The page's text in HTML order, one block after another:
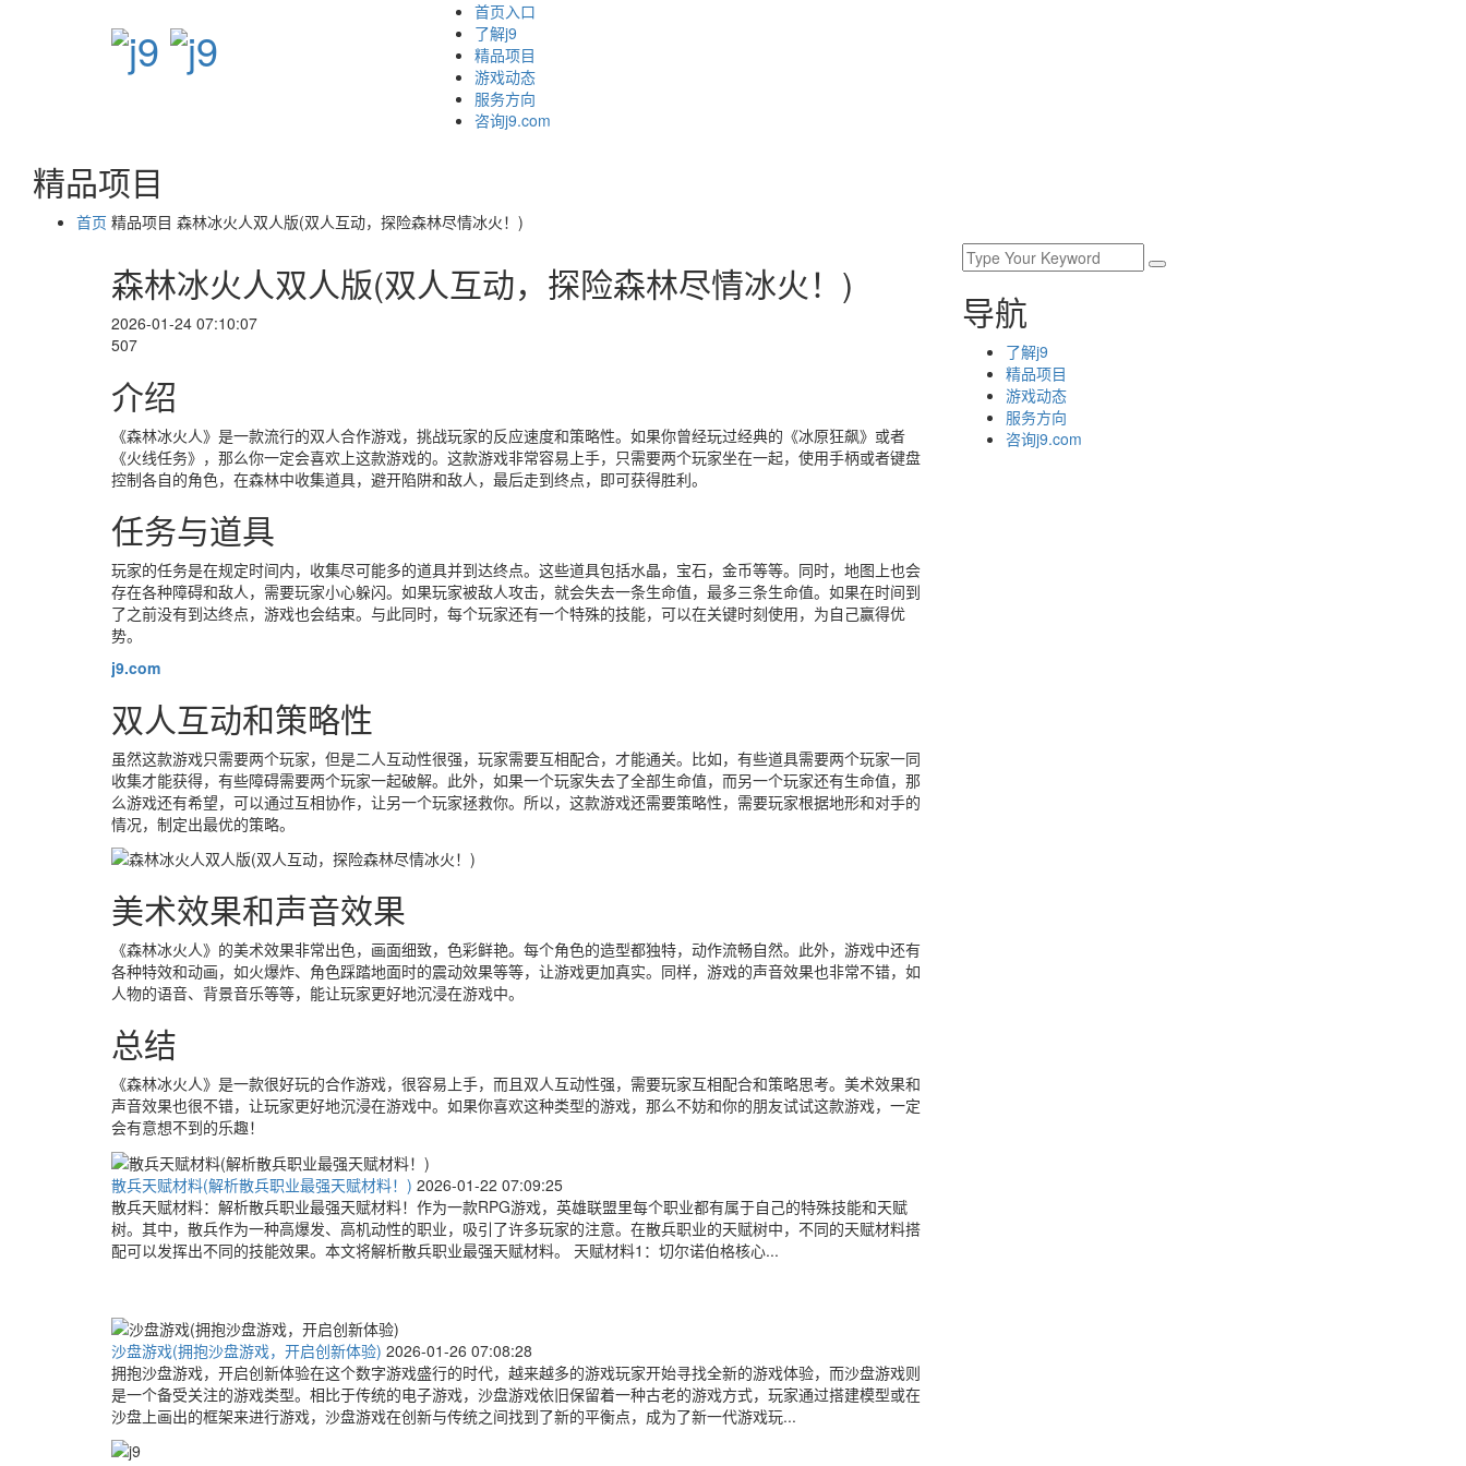
首页入口
了解j9
精品项目
游戏动态
服务方向
咨询j9.com
精品项目
首页 精品项目 森林冰火人双人版(双人互动，探险森林尽情冰火！)
森林冰火人双人版(双人互动，探险森林尽情冰火！)
2026-01-24 07:10:07
507
介绍
《森林冰火人》是一款流行的双人合作游戏，挑战玩家的反应速度和策略性。如果你曾经玩过经典的《冰原狂飙》或者
《火线任务》，那么你一定会喜欢上这款游戏的。这款游戏非常容易上手，只需要两个玩家坐在一起，使用手柄或者键盘
控制各自的角色，在森林中收集道具，避开陷阱和敌人，最后走到终点，即可获得胜利。
任务与道具
玩家的任务是在规定时间内，收集尽可能多的道具并到达终点。这些道具包括水晶，宝石，金币等等。同时，地图上也会
存在各种障碍和敌人，需要玩家小心躲闪。如果玩家被敌人攻击，就会失去一条生命值，最多三条生命值。如果在时间到
了之前没有到达终点，游戏也会结束。与此同时，每个玩家还有一个特殊的技能，可以在关键时刻使用，为自己赢得优
势。
j9.com
双人互动和策略性
虽然这款游戏只需要两个玩家，但是二人互动性很强，玩家需要互相配合，才能通关。比如，有些道具需要两个玩家一同
收集才能获得，有些障碍需要两个玩家一起破解。此外，如果一个玩家失去了全部生命值，而另一个玩家还有生命值，那
么游戏还有希望，可以通过互相协作，让另一个玩家拯救你。所以，这款游戏还需要策略性，需要玩家根据地形和对手的
情况，制定出最优的策略。
美术效果和声音效果
《森林冰火人》的美术效果非常出色，画面细致，色彩鲜艳。每个角色的造型都独特，动作流畅自然。此外，游戏中还有
各种特效和动画，如火爆炸、角色踩踏地面时的震动效果等等，让游戏更加真实。同样，游戏的声音效果也非常不错，如
人物的语音、背景音乐等等，能让玩家更好地沉浸在游戏中。
总结
《森林冰火人》是一款很好玩的合作游戏，很容易上手，而且双人互动性强，需要玩家互相配合和策略思考。美术效果和
声音效果也很不错，让玩家更好地沉浸在游戏中。如果你喜欢这种类型的游戏，那么不妨和你的朋友试试这款游戏，一定
会有意想不到的乐趣！
散兵天赋材料(解析散兵职业最强天赋材料！) 2026-01-22 07:09:25
散兵天赋材料：解析散兵职业最强天赋材料！作为一款RPG游戏，英雄联盟里每个职业都有属于自己的特殊技能和天赋
树。其中，散兵作为一种高爆发、高机动性的职业，吸引了许多玩家的注意。在散兵职业的天赋树中，不同的天赋材料搭
配可以发挥出不同的技能效果。本文将解析散兵职业最强天赋材料。 天赋材料1：切尔诺伯格核心...
沙盘游戏(拥抱沙盘游戏，开启创新体验) 2026-01-26 07:08:28
拥抱沙盘游戏，开启创新体验在这个数字游戏盛行的时代，越来越多的游戏玩家开始寻找全新的游戏体验，而沙盘游戏则
是一个备受关注的游戏类型。相比于传统的电子游戏，沙盘游戏依旧保留着一种古老的游戏方式，玩家通过搭建模型或在
沙盘上画出的框架来进行游戏，沙盘游戏在创新与传统之间找到了新的平衡点，成为了新一代游戏玩...
导航
了解j9
精品项目
游戏动态
服务方向
咨询j9.com